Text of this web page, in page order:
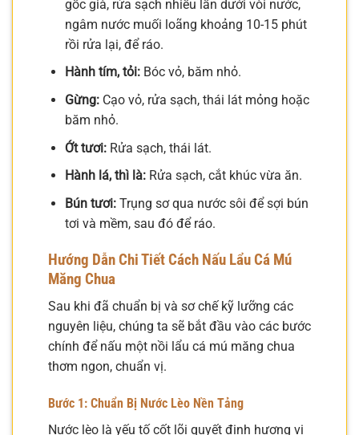
gốc già, rửa sạch nhiều lần dưới vòi nước,
ngâm nước muối loãng khoảng 10-15 phút
rồi rửa lại, để ráo.
Hành tím, tỏi:Bóc vỏ, băm nhỏ.
Gừng:Cạo vỏ, rửa sạch, thái lát mỏng hoặc
băm nhỏ.
Ớt tươi:Rửa sạch, thái lát.
Hành lá, thì là:Rửa sạch, cắt khúc vừa ăn.
Bún tươi:Trụng sơ qua nước sôi để sợi bún
tơi và mềm, sau đó để ráo.
Hướng Dẫn Chi Tiết Cách Nấu Lẩu Cá Mú
Măng Chua
Sau khi đã chuẩn bị và sơ chế kỹ lưỡng các
nguyên liệu, chúng ta sẽ bắt đầu vào các bước
chính để nấu một nồi lẩu cá mú măng chua
thơm ngon, chuẩn vị.
Bước 1: Chuẩn Bị Nước Lèo Nền Tảng
Nước lèo là yếu tố cốt lõi quyết định hương vị